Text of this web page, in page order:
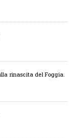
rinascita del Foggia.